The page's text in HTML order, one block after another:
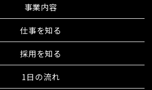
事業内容
仕事を知る
採用を知る
1日の流れ